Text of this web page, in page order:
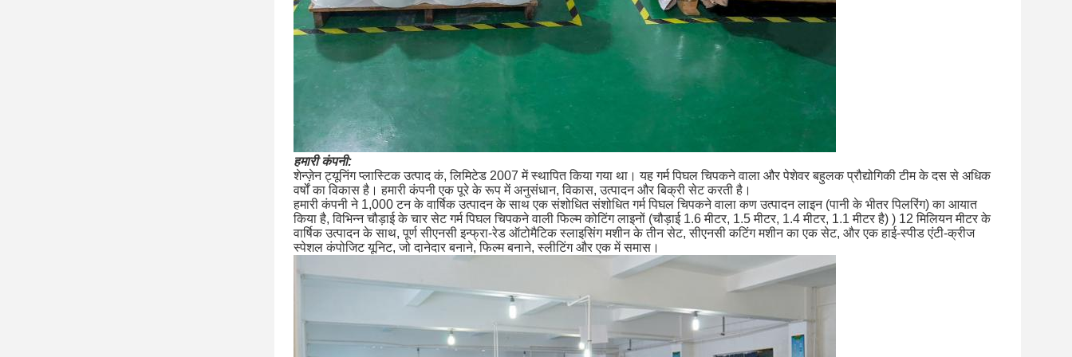
हमारी कंपनी:
शेन्ज़ेन ट्यूनिंग प्लास्टिक उत्पाद कं, लिमिटेड 2007 में स्थापित किया गया था। यह गर्म पिघल चिपकने वाला और पेशेवर बहुलक प्रौद्योगिकी टीम के दस से अधिक
वर्षों का विकास है। हमारी कंपनी एक पूरे के रूप में अनुसंधान, विकास, उत्पादन और बिक्री सेट करती है।
हमारी कंपनी ने 1,000 टन के वार्षिक उत्पादन के साथ एक संशोधित संशोधित गर्म पिघल चिपकने वाला कण उत्पादन लाइन (पानी के भीतर पिलरिंग) का आयात
किया है, विभिन्न चौड़ाई के चार सेट गर्म पिघल चिपकने वाली फिल्म कोटिंग लाइनों (चौड़ाई 1.6 मीटर, 1.5 मीटर, 1.4 मीटर, 1.1 मीटर है) ) 12 मिलियन मीटर के
वार्षिक उत्पादन के साथ, पूर्ण सीएनसी इन्फ्रा-रेड ऑटोमैटिक स्लाइसिंग मशीन के तीन सेट, सीएनसी कटिंग मशीन का एक सेट, और एक हाई-स्पीड एंटी-क्रीज
स्पेशल कंपोजिट यूनिट, जो दानेदार बनाने, फिल्म बनाने, स्लीटिंग और एक में समास।